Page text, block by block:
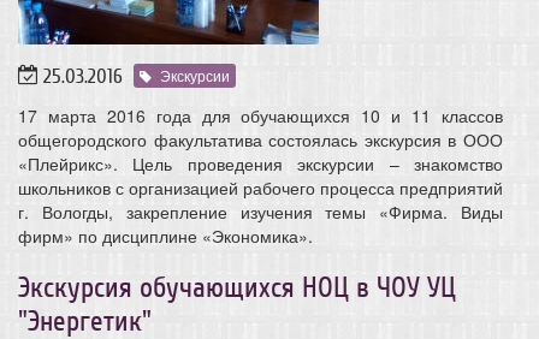
25.03.2016 Экскурсии
17 марта 2016 года для обучающихся 10 и 11 классов
общегородского факультатива состоялась экскурсия в ООО
«Плейрикс». Цель проведения экскурсии – знакомство
школьников с организацией рабочего процесса предприятий
г. Вологды, закрепление изучения темы «Фирма. Виды
фирм» по дисциплине «Экономика».
Экскурсия обучающихся НОЦ в ЧОУ УЦ
"Энергетик"